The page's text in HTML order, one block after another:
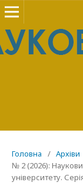
Головна / Архіви
№ 2 (2026):
університету.